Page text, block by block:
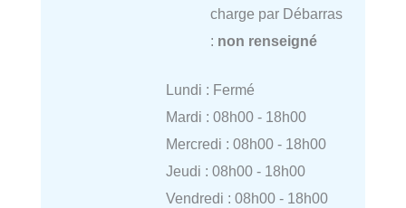
charge par Débarras
: non renseigné
Lundi : Fermé
Mardi : 08h00 - 18h00
Mercredi : 08h00 - 18h00
Jeudi : 08h00 - 18h00
Vendredi : 08h00 - 18h00